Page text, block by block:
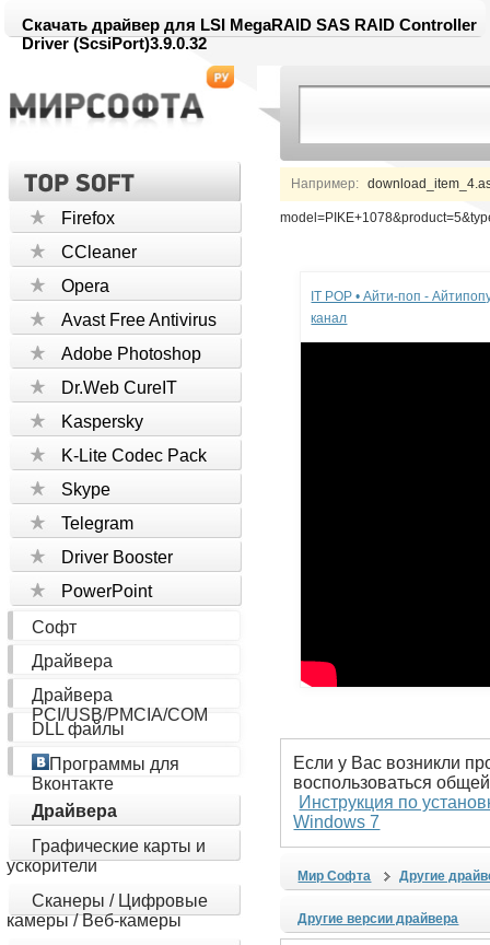
Скачать драйвер для LSI MegaRAID SAS RAID Controller
Driver (ScsiPort)3.9.0.32
Например:
Firefox
CCleaner
Opera
Avast Free Antivirus
Adobe Photoshop
Dr.Web CureIT
Kaspersky
K-Lite Codec Pack
Skype
Telegram
Driver Booster
PowerPoint
Софт
Драйвера
Драйвера
PCI/USB/PMCIA/COM
DLL файлы
Программы для
Вконтакте
Драйвера
Графические карты и
ускорители
Сканеры / Цифровые
камеры / Веб-камеры
IT POP • Айти-поп -
канал
Если у Вас возникли
воспользоваться
Инструкция по
Windows 7
Мир Софта Другие
Другие версии драйвера